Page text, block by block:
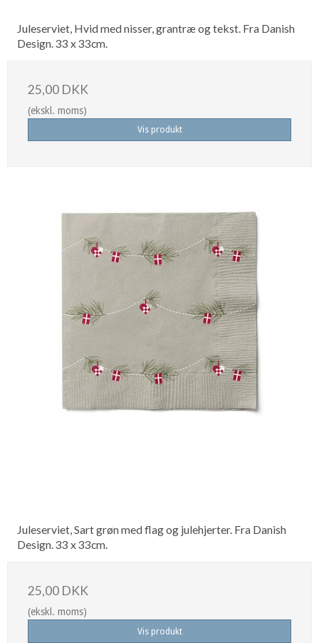
Juleserviet, Hvid med nisser, grantræ og tekst. Fra Danish
Design. 33 x 33cm.
25,00 DKK
(ekskl. moms)
Vis produkt
Juleserviet, Sart grøn med flag og julehjerter. Fra Danish
Design. 33 x 33cm.
25,00 DKK
(ekskl. moms)
Vis produkt